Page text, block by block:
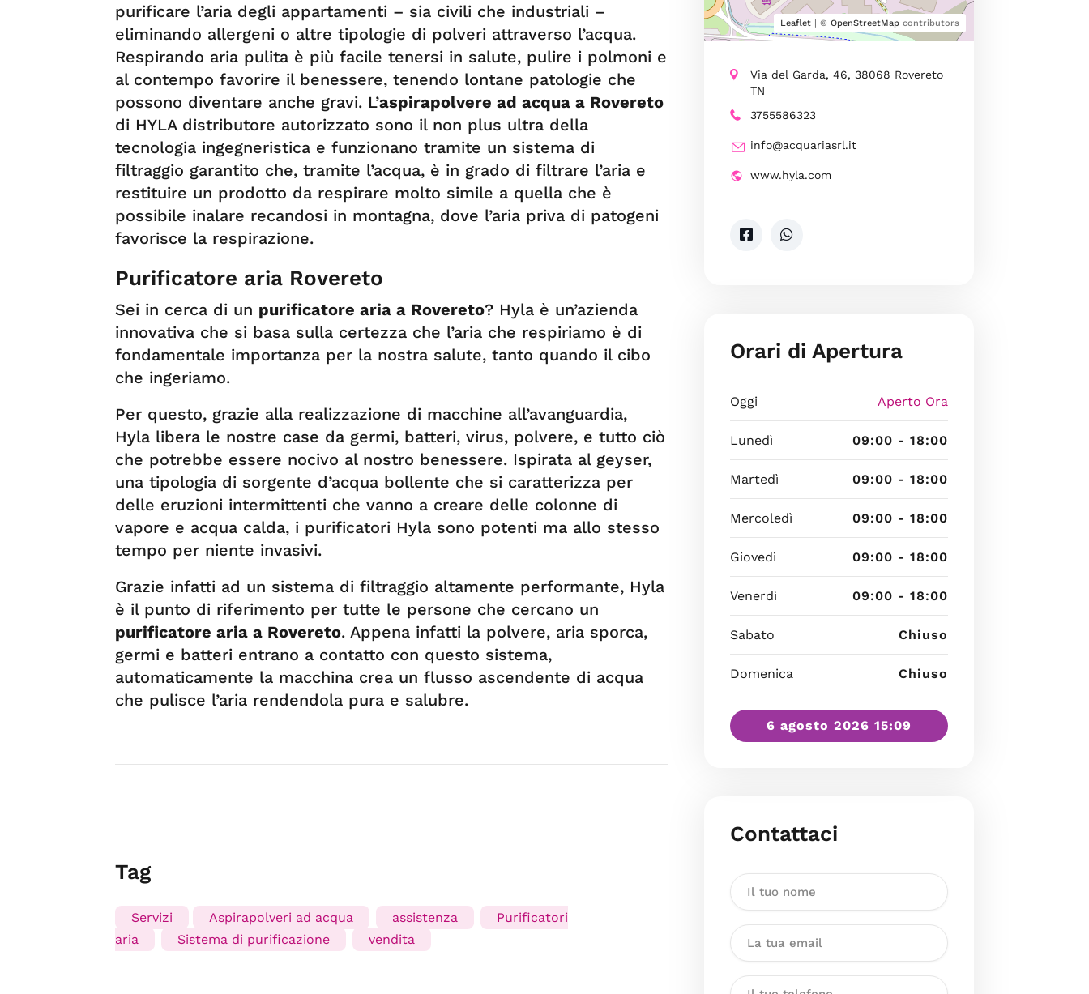
purificare l’aria degli appartamenti – sia civili che industriali –
eliminando allergeni o altre tipologie di polveri attraverso l’acqua.
Respirando aria pulita è più facile tenersi in salute, pulire i polmoni e
al contempo favorire il benessere, tenendo lontane patologie che
possono diventare anche gravi. L’aspirapolvere ad acqua a Rovereto
di HYLA distributore autorizzato sono il non plus ultra della
tecnologia ingegneristica e funzionano tramite un sistema di
filtraggio garantito che, tramite l’acqua, è in grado di filtrare l’aria e
restituire un prodotto da respirare molto simile a quella che è
possibile inalare recandosi in montagna, dove l’aria priva di patogeni
favorisce la respirazione.
Purificatore aria Rovereto
Sei in cerca di un purificatore aria a Rovereto? Hyla è un’azienda
innovativa che si basa sulla certezza che l’aria che respiriamo è di
fondamentale importanza per la nostra salute, tanto quando il cibo
che ingeriamo.
Per questo, grazie alla realizzazione di macchine all’avanguardia,
Hyla libera le nostre case da germi, batteri, virus, polvere, e tutto ciò
che potrebbe essere nocivo al nostro benessere. Ispirata al geyser,
una tipologia di sorgente d’acqua bollente che si caratterizza per
delle eruzioni intermittenti che vanno a creare delle colonne di
vapore e acqua calda, i purificatori Hyla sono potenti ma allo stesso
tempo per niente invasivi.
Grazie infatti ad un sistema di filtraggio altamente performante, Hyla
è il punto di riferimento per tutte le persone che cercano un
purificatore aria a Rovereto. Appena infatti la polvere, aria sporca,
germi e batteri entrano a contatto con questo sistema,
automaticamente la macchina crea un flusso ascendente di acqua
che pulisce l’aria rendendola pura e salubre.
Tag
Servizi Aspirapolveri ad acqua assistenza
Purificatori
aria
Sistema di purificazione vendita
Leaflet| © OpenStreetMapcontributors
Via del Garda, 46, 38068 Rovereto
TN
3755586323
info@acquariasrl.it
www.hyla.com
Orari di Apertura
Oggi Aperto Ora
Lunedì 09:00 - 18:00
Martedì 09:00 - 18:00
Mercoledì 09:00 - 18:00
Giovedì 09:00 - 18:00
Venerdì 09:00 - 18:00
Sabato Chiuso
Domenica Chiuso
6 agosto 2026 15:09
Contattaci